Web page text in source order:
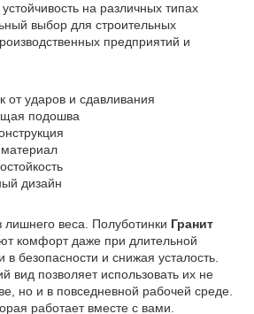
на различных типах
выбор для строительных
предприятий и
ударов и сдавливания
подошва
дизайн
веса. Полуботинки Гранит
комфорт даже при длительной
в безопасности и снижая усталость.
позволяет использовать их не
но и в повседневной рабочей среде.
работает вместе с вами.